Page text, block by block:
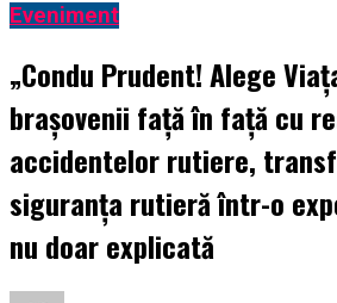
Eveniment
„Condu Prudent! Alege
brașovenii față în față cu
accidentelor rutiere,
siguranța rutieră într-o
nu doar explicată